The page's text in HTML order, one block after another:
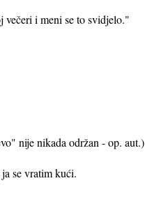
večeri i meni se to svidjelo."
nije nikada održan - op. aut.)
se vratim kući.